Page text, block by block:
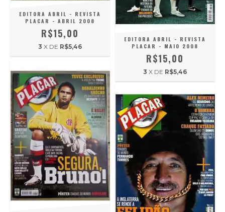
EDITORA ABRIL - REVISTA
PLACAR - ABRIL 2008
R$15,00
3 X DE R$5,46
EDITORA ABRIL - REVISTA
PLACAR - MAIO 2008
R$15,00
3 X DE R$5,46